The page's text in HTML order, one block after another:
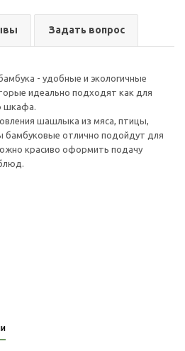
Задать вопрос
- удобные и экологичные
идеально подходят как для
шкафа.
шашлыка из мяса, птицы,
отлично подойдут для
красиво оформить подачу